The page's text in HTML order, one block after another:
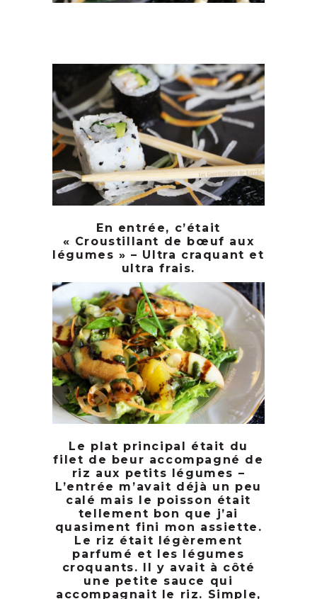
En entrée, c’était
« Croustillant de bœuf aux
légumes » – Ultra craquant et
ultra frais.
Le plat principal était du
filet de beur accompagné de
riz aux petits légumes –
L’entrée m’avait déjà un peu
calé mais le poisson était
tellement bon que j’ai
quasiment fini mon assiette.
Le riz était légèrement
parfumé et les légumes
croquants. Il y avait à côté
une petite sauce qui
accompagnait le riz. Simple,